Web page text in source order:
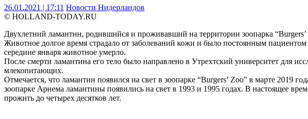
26.01.2021 | 17:11 Новости Нидерландов
© HOLLAND-TODAY.RU
Двухлетний ламантин, родившийся и проживавший на территории зоопарка
Животное долгое время страдало от заболеваний кожи и было постоянным
середине января животное умерло.
После смерти ламантина его тело было направлено в Утрехтский университет для
млекопитающих.
Отмечается, что ламантин появился на свет в зоопарке “Burgers’ Zoo” в марте 2019
зоопарке Арнема ламантины появились на свет в 1993 и 1995 годах. В настоящее
прожить до четырех десятков лет.